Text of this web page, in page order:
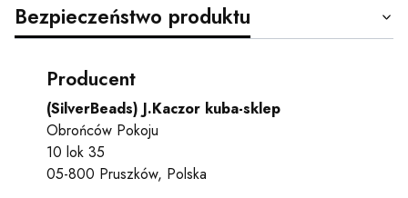
Bezpieczeństwo produktu
Producent
(SilverBeads) J.Kaczor kuba-sklep
Obrońców Pokoju
10 lok 35
05-800 Pruszków, Polska